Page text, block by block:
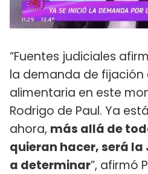
“Fuentes judiciales
la demanda de
alimentaria en este
Rodrigo de Paul. Ya
ahora, más allá de
quieran hacer, será
a determinar”, afirmó